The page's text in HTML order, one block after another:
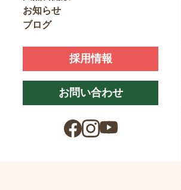
お知らせ
ブログ
採用情報
お問い合わせ